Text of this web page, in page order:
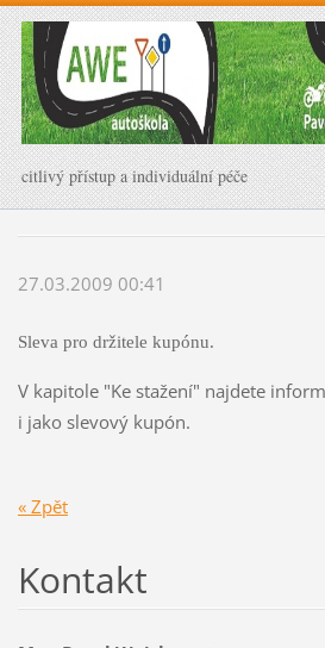
citlivý přístup a individuální péče
27.03.2009 00:41
Sleva pro držitele kupónu.
V kapitole "Ke stažení" najdete
i jako slevový kupón.
« Zpět
Kontakt